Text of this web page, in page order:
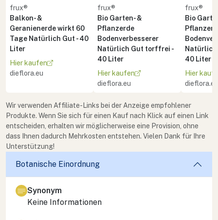
frux®
Balkon- &
Geranienerde wirkt 60
Tage Natürlich Gut - 40
Liter
Hier kaufen
dieflora.eu
frux®
Bio Garten- &
Pflanzerde
Bodenverbesserer
Natürlich Gut torffrei -
40 Liter
Hier kaufen
dieflora.eu
frux®
Bio
40 Liter
Hier
dieflora.eu
Wir verwenden Affiliate-Links bei der Anzeige empfohlener
Produkte. Wenn Sie sich für einen Kauf nach Klick auf einen Link
entscheiden, erhalten wir möglicherweise eine Provision, ohne
dass Ihnen dadurch Mehrkosten entstehen. Vielen Dank für Ihre
Unterstützung!
Botanische Einordnung
Synonym
Keine Informationen